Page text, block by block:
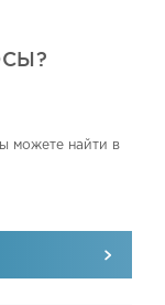
можете найти в